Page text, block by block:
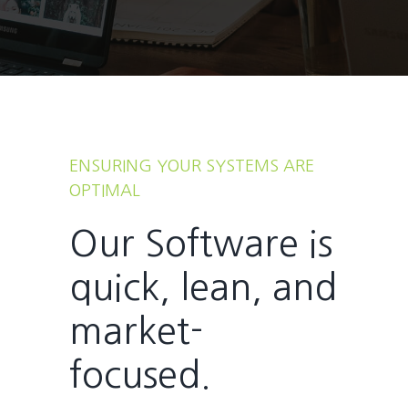
ENSURING YOUR SYSTEMS ARE
OPTIMAL
Our Software is
quick, lean, and
market-
focused.